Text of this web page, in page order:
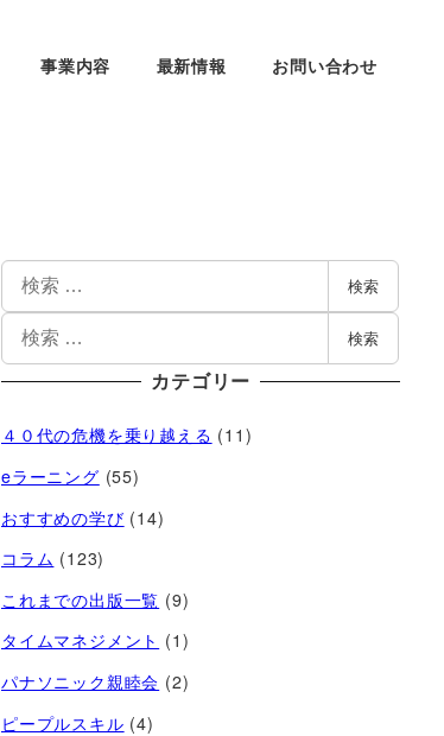
事業内容 最新情報 お問い合わせ
検索
検索
カテゴリー
４０代の危機を乗り越える (11)
eラーニング (55)
おすすめの学び (14)
コラム (123)
これまでの出版一覧 (9)
タイムマネジメント (1)
パナソニック親睦会 (2)
ピープルスキル (4)